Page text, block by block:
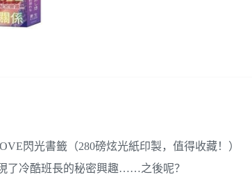
閃光書籤（280磅炫光紙印製，值得收藏！）
了冷酷班長的秘密興趣……之後呢？